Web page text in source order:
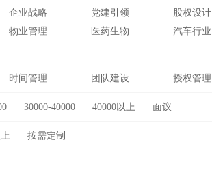
企业战略 党建引领 股权设计
物业管理 医药生物 汽车行业
时间管理 团队建设 授权管理
30000-40000 40000以上 面议
按需定制